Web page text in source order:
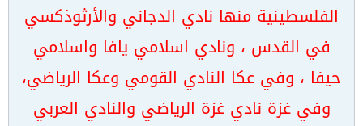
الفلسطينية منها نادي الدجاني والأرثوذكسي
في القدس ، ونادي اسلامي يافا واسلامي
حيفا ، وفي عكا النادي القومي وعكا الرياضي،
وفي غزة نادي غزة الرياضي والنادي العربي